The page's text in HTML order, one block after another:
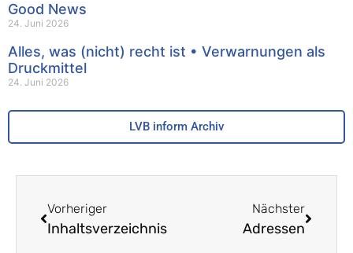
Good News
24. Juni 2026
Alles, was (nicht) recht ist • Verwarnungen als
Druckmittel
24. Juni 2026
LVB inform Archiv
Vorheriger
Inhaltsverzeichnis
Nächster
Adressen